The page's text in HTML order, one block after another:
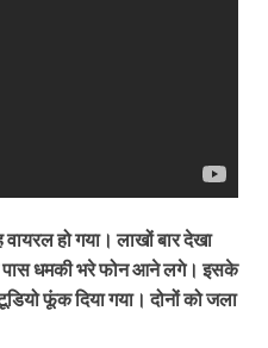
हो गया। लाखों बार देखा
पास धमकी भरे फोन आने लगे। इसके
फूंक दिया गया। दोनों को जला